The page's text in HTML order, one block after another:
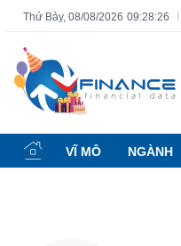
Thứ Bảy, 08/08/2026 09:28:27
VĨ MÔ NGÀNH
Tất cả Tính năng
Tính
năng
(-)